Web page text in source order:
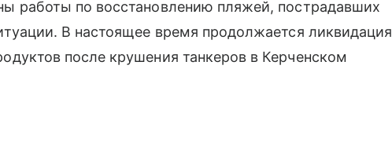
работы по восстановлению пляжей, пострадавших
В настоящее время продолжается ликвидация
после крушения танкеров в Керченском